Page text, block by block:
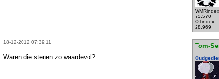
73.570
OTindex:
28.969
18-12-2012 07:39:11
Tom-
Waren die stenen zo waardevol?